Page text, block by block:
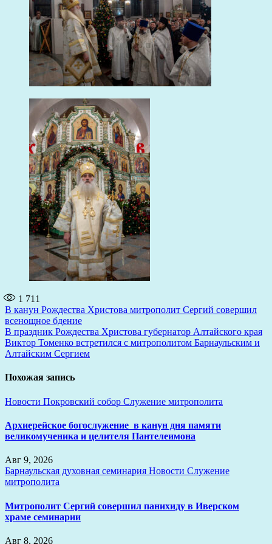
1 711
Навигация
по
записям
В канун Рождества Христова митрополит Сергий совершил
всенощное бдение
В праздник Рождества Христова губернатор Алтайского края
Виктор Томенко встретился с митрополитом Барнаульским и
Алтайским Сергием
Похожая запись
Новости Покровский собор Служение митрополита
Архиерейское богослужение в канун дня памяти
великомученика и целителя Пантелеимона
Авг 9, 2026
Барнаульская духовная семинария Новости Служение
митрополита
Митрополит Сергий совершил панихиду в Иверском
храме семинарии
Авг 8, 2026